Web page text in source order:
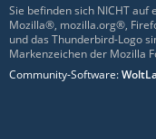
Sie befinden sich NICHT
Mozilla®, mozilla.org®,
und das Thunderbird-Logo
Markenzeichen der Mozilla
Community-Software: